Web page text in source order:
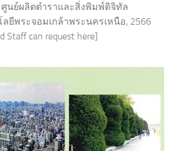
ศูนย์ผลิตตำราและสิ่งพิมพ์ดิจิทัล
ยีพระจอมเกล้าพระนครเหนือ, 2566
Staff can request here]